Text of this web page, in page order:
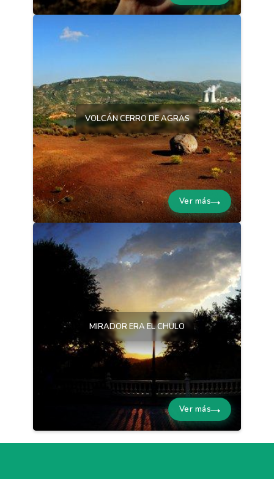
VOLCÁN CERRO DE AGRAS
Ver más
MIRADOR ERA EL CHULO
Ver más